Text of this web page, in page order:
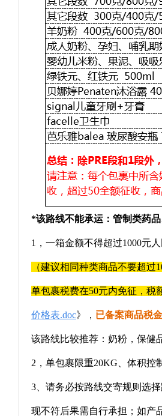
*该路线不能承运：管制类药
1，一箱金额不得超过1000元
（建议相同种类商品不要超过
单包裹税费在50元内免征 ， 税
价格表.doc》， 已备案商品税
该路线比较推荐：奶粉，保健
2，单包裹限重20KG、体积控
3、 请务必按路线交寄规则选
现不符后果需自行承担；如产